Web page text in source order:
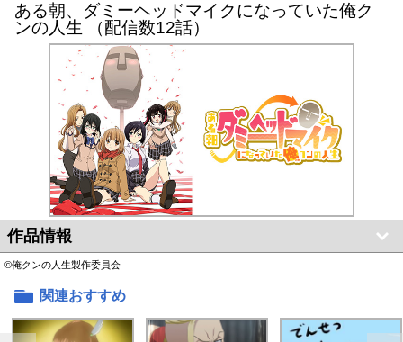
ある朝、ダミーヘッドマイクになっていた俺ク
ンの人生 （配信数12話）
作品情報
©俺クンの人生製作委員会
関連おすすめ